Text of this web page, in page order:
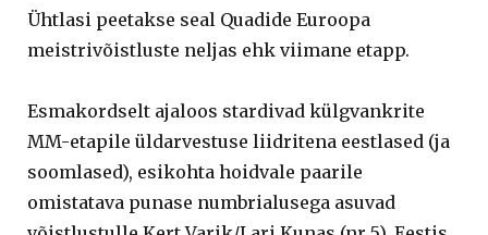
Ühtlasi peetakse seal Quadide Euroopa
meistrivõistluste neljas ehk viimane etapp.
Esmakordselt ajaloos stardivad külgvankrite
MM-etapile üldarvestuse liidritena eestlased (ja
soomlased), esikohta hoidvale paarile
omistatava punase numbrialusega asuvad